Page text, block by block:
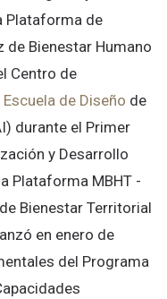
Plataforma de
Bienestar Humano
Centro de
Escuela de Diseño de
durante el Primer
y Desarrollo
Plataforma MBHT -
Bienestar Territorial
en enero de
del Programa